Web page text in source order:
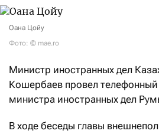
Оана Цойу
Фото: © mae.ro
Министр иностранных дел
Кошербаев провел телефонный
министра иностранных дел
В ходе беседы главы